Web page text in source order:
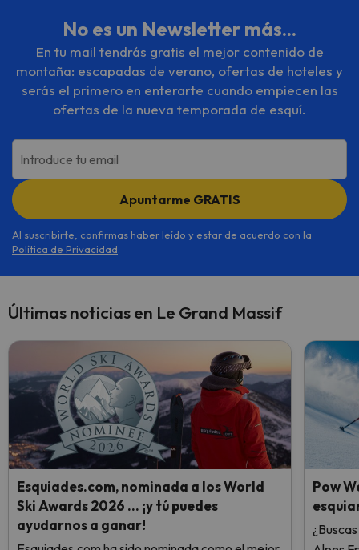
No es un Newsletter más...
En tu mail tendrás gratis el mejor contenido de
montaña: escapadas de verano, ofertas de hoteles y
serás el primero en enterarte cuando empiecen las
ofertas de la nueva temporada de esquí.
Introduce tu email
Apuntarme GRATIS
Al suscribirte, confirmas haber leído y estar de acuerdo con la
Política de Privacidad
Últimas noticias en Le Grand Massif
Esquiades.com, nominada a los World
Ski Awards 2026 … ¡y tú puedes
ayudarnos a ganar!
Pow